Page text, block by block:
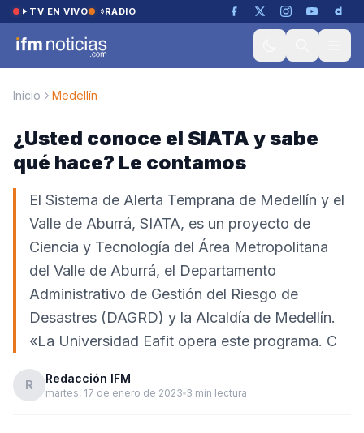
Saltar al contenido
TV EN VIVO RADIO
Inicio Medellín
¿Usted conoce el SIATA y sabe
qué hace? Le contamos
El Sistema de Alerta Temprana de Medellín y el
Valle de Aburrá, SIATA​, es un proyecto de
Ciencia y Tecnología del Área Metropolitana
del Valle de Aburrá, el Departamento
Administrativo de Gestión del Riesgo de
Desastres (DAGRD) y la Alcaldía de Medellín.
«La Universidad Eafit opera este programa. C
R Redacción IFM
martes, 17 de enero de 2023 3 min lectura